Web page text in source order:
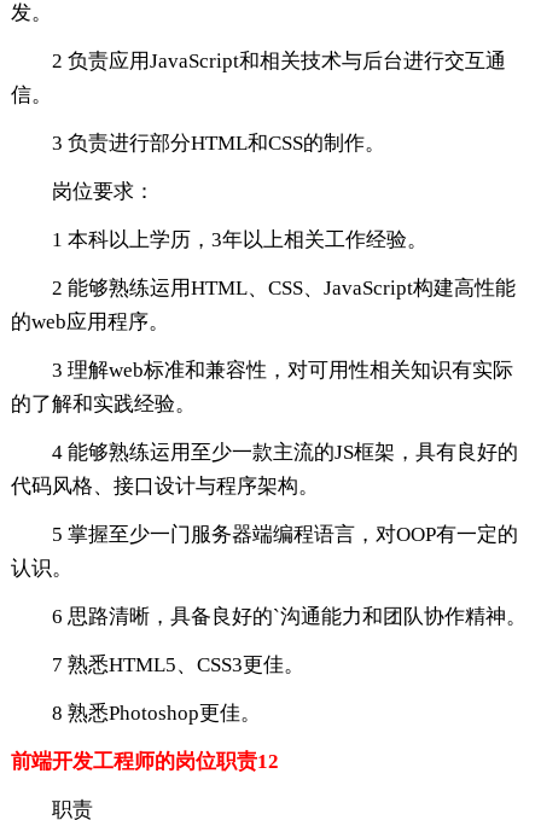
发。
2 负责应用JavaScript和相关技术与后台进行交互通
信。
3 负责进行部分HTML和CSS的制作。
岗位要求：
1 本科以上学历，3年以上相关工作经验。
2 能够熟练运用HTML、CSS、JavaScript构建高性能
的web应用程序。
3 理解web标准和兼容性，对可用性相关知识有实际
的了解和实践经验。
4 能够熟练运用至少一款主流的JS框架，具有良好的
代码风格、接口设计与程序架构。
5 掌握至少一门服务器端编程语言，对OOP有一定的
认识。
6 思路清晰，具备良好的`沟通能力和团队协作精神。
7 熟悉HTML5、CSS3更佳。
8 熟悉Photoshop更佳。
前端开发工程师的岗位职责12
职责